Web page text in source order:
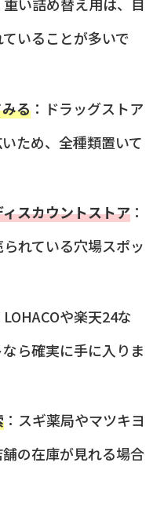
いることが多いで
る：ドラッグストア
ため、全種類置いて
スカウントストア：
れている穴場スポッ
や楽天24な
ら確実に手に入りま
：スギ薬局やマツキヨ
の在庫が見れる場合